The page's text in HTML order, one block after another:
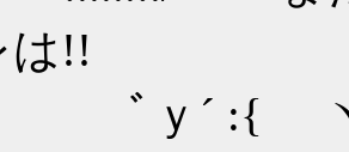
は!!
´ :{ ヽ /